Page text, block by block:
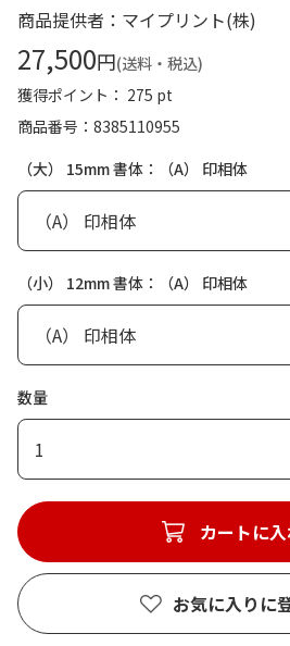
商品提供者：マイプリント(株)
27,500円(送料・税込)
獲得ポイント： 275 pt
商品番号
8385110955
（大） 15mm 書体：（A） 印相体
（小） 12mm 書体：（A） 印相体
数量
1
カートに
お気に入りに